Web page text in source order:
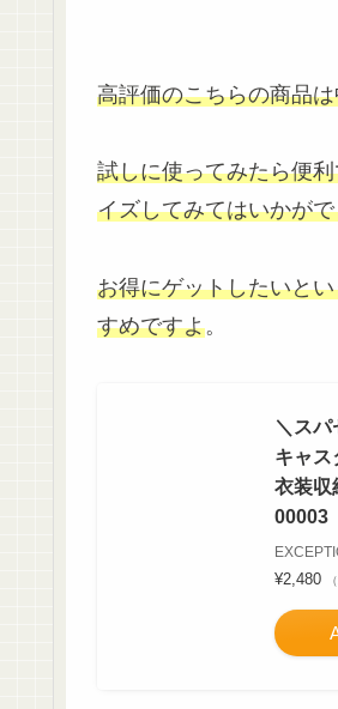
高評価のこちらの商品
試しに使ってみたら便
イズしてみてはいかが
お得にゲットしたいと
すめですよ。
＼ス
キャス
衣装収
00003
¥2,480